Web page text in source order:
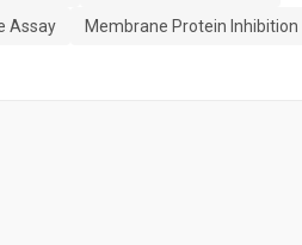
Assay
Membrane Protein Inhibition